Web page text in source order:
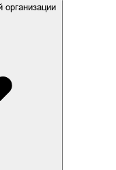
организации